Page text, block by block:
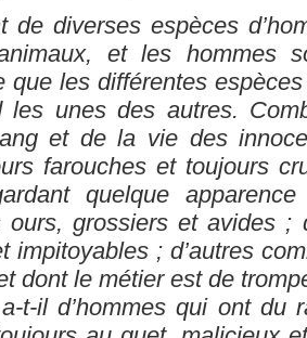
de diverses espèces
et les hommes
que les différentes
les unes des autres.
et de la vie des
farouches et toujours
quelque
ours, grossiers et avides ;
impitoyables ; d’autres
dont le métier est de
t-il d’hommes qui ont